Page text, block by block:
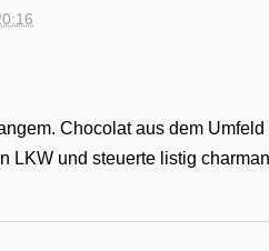
Chocolat aus dem Umfeld
LKW und steuerte listig